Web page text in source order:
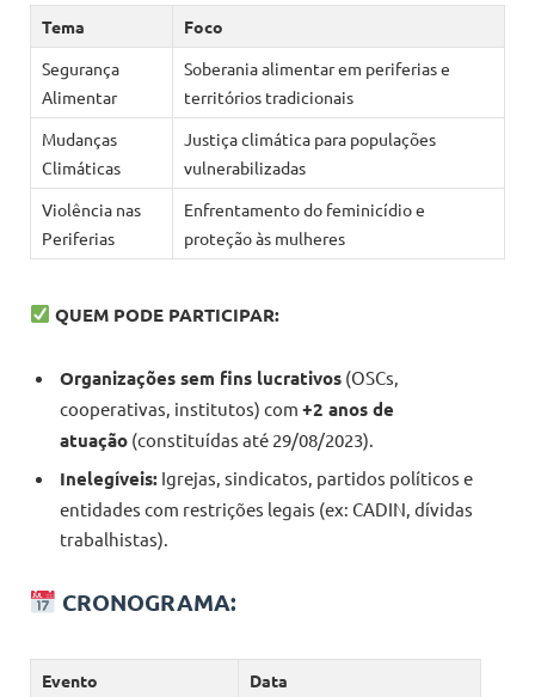
Tema
Foco
Segurança
Alimentar
Soberania alimentar em periferias e
territórios tradicionais
Mudanças
Climáticas
Justiça climática para populações
vulnerabilizadas
Violência nas
Periferias
Enfrentamento do feminicídio e
proteção às mulheres
QUEM PODE PARTICIPAR:
Organizações sem fins lucrativos (OSCs,
cooperativas, institutos) com +2 anos de
atuação (constituídas até 29/08/2023).
Inelegíveis: Igrejas, sindicatos, partidos políticos e
entidades com restrições legais (ex: CADIN, dívidas
trabalhistas).
CRONOGRAMA:
Evento Data